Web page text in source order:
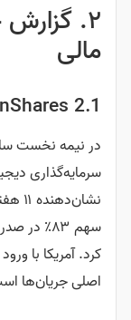
۲.
مالی
2.1 CoinShares
در نیمه نخست
اصلی جریان‌ها